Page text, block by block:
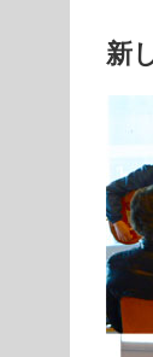
新